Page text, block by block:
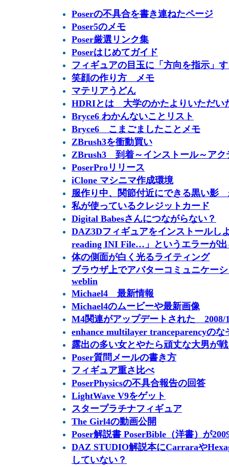
Poserの不具合を書き連ねたページ
Poser5のメモ
Poser厳選リンク集
Poserはじめてガイド
フィギュアの目玉に「方向を指示」
笑顔の作り方 メモ
マテリアうどん
HDRIとは 大学のかたよりいただい
Bryce6 わかんないことリスト
Bryce6 こまごましたことメモ
ZBrush3を衝動買い
ZBrush3 到着～インストール～アク
PoserProリリース
iClone マシニマ作成環境
服作り中、関節付近にできる黒い影
私が使っているクレジットカード
Digital Babesさんにつながらない？
DAZ3Dフィギュアをインストールし
reading INI File…」というエラーが出
体の側面が白く光るライティング
ブラウザ上でアバターコミュニケー
weblin
Michael4 最新情報
Michael4のムービーや最新画像
M4関連がアップデートされた 2008/
enhance multilayer tranceparencyのな
露出の多い女とやたら頑丈な大男が
Poser質問メールの書き方
フィギュア重さ比べ
PoserPhysicsの不具合報告の回答
LightWave V9をゲット
スタープラチナフィギュア
The Girl4の動画公開
Poser解説書 PoserBible（洋書）が
DAZ STUDIO解説本にCarraraや
していない？